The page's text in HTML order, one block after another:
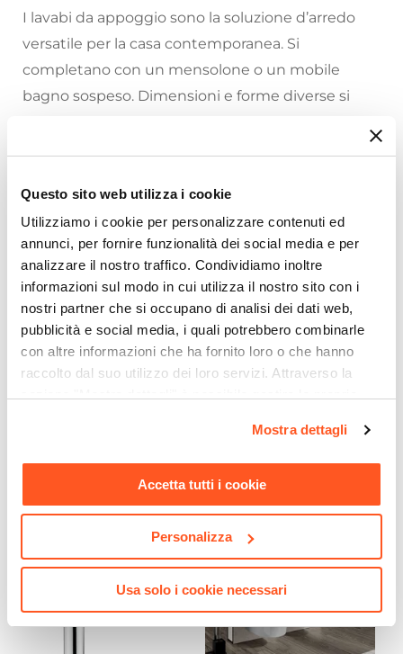
Questo sito web utilizza i cookie
Utilizziamo i cookie per personalizzare contenuti ed
annunci, per fornire funzionalità dei social media e per
analizzare il nostro traffico. Condividiamo inoltre
informazioni sul modo in cui utilizza il nostro sito con i
nostri partner che si occupano di analisi dei dati web,
pubblicità e social media, i quali potrebbero combinarle
con altre informazioni che ha fornito loro o che hanno
raccolto dal suo utilizzo dei loro servizi. Attraverso la
momento. Per maggiori informazioni si invita a leggere la
Mostra dettagli
Accetta tutti i cookie
Personalizza
Usa solo i cookie necessari
I lavabi da appoggio sono la soluzione d’arredo
versatile per la casa contemporanea. Si
completano con un mensolone o un mobile
bagno sospeso. Dimensioni e forme diverse si
Materiali e finiture a volontà per la tipologia di
Elementi d’arredo mirati possono caratterizzare lo
stile del bagno e rendere protagonista il tuo
ambiente bagno tra tutte le stanze della casa.
Riepilogo Caratteristiche
19 cm
Cloe
Finitura
Ti suggeriamo anche